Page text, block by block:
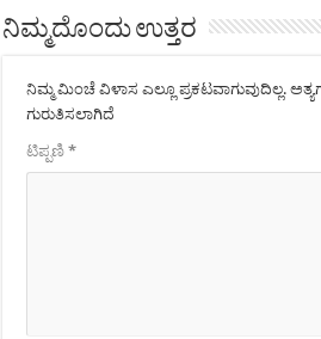
ನಿಮ್ಮದೊಂದು ಉತ್ತರ
ನಿಮ್ಮ ಮಿಂಚೆ ವಿಳಾಸ ಎಲ್ಲೂ ಪ್ರಕಟವಾಗುವುದಿಲ್ಲ.
ಗುರುತಿಸಲಾಗಿದೆ
ಟಿಪ್ಪಣಿ*